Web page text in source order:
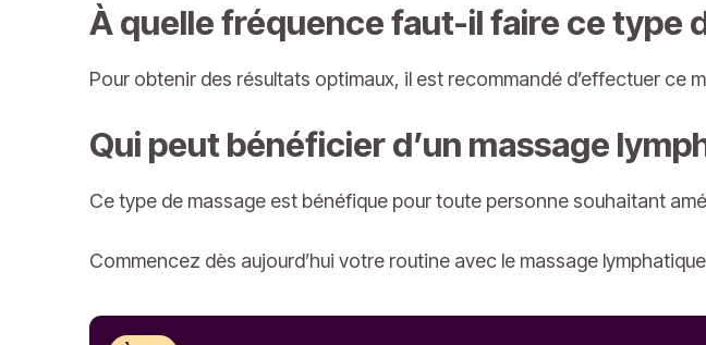
À quelle fréquence faut-il faire ce type
Pour obtenir des résultats optimaux, il est recommandé d’effectuer ce
Qui peut bénéficier d’un massage
Ce type de massage est bénéfique pour toute personne souhaitant
Commencez dès aujourd’hui votre routine avec le massage